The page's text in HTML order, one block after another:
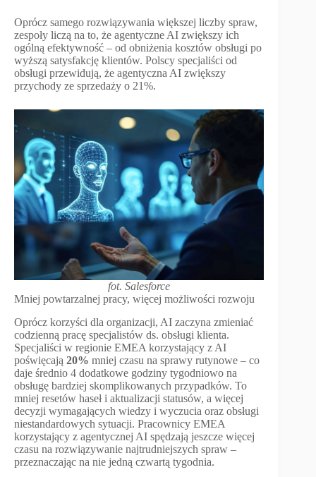
Oprócz samego rozwiązywania większej liczby spraw,
zespoły liczą na to, że agentyczne AI zwiększy ich
ogólną efektywność – od obniżenia kosztów obsługi po
wyższą satysfakcję klientów. Polscy specjaliści od
obsługi przewidują, że agentyczna AI zwiększy
przychody ze sprzedaży o 21%.
fot. Salesforce
Mniej powtarzalnej pracy, więcej możliwości rozwoju
Oprócz korzyści dla organizacji, AI zaczyna zmieniać
codzienną pracę specjalistów ds. obsługi klienta.
Specjaliści w regionie EMEA korzystający z AI
poświęcają 20% mniej czasu na sprawy rutynowe – co
daje średnio 4 dodatkowe godziny tygodniowo na
obsługę bardziej skomplikowanych przypadków. To
mniej resetów haseł i aktualizacji statusów, a więcej
decyzji wymagających wiedzy i wyczucia oraz obsługi
niestandardowych sytuacji. Pracownicy EMEA
korzystający z agentycznej AI spędzają jeszcze więcej
czasu na rozwiązywanie najtrudniejszych spraw –
przeznaczając na nie jedną czwartą tygodnia.